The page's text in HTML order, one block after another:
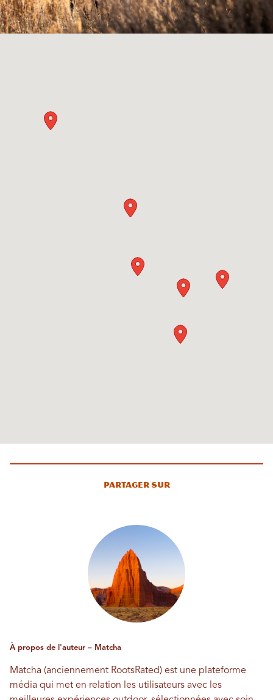
Partager sur
À propos de l'auteur – Matcha
Matcha (anciennement RootsRated) est une plateforme
média qui met en relation les utilisateurs avec les